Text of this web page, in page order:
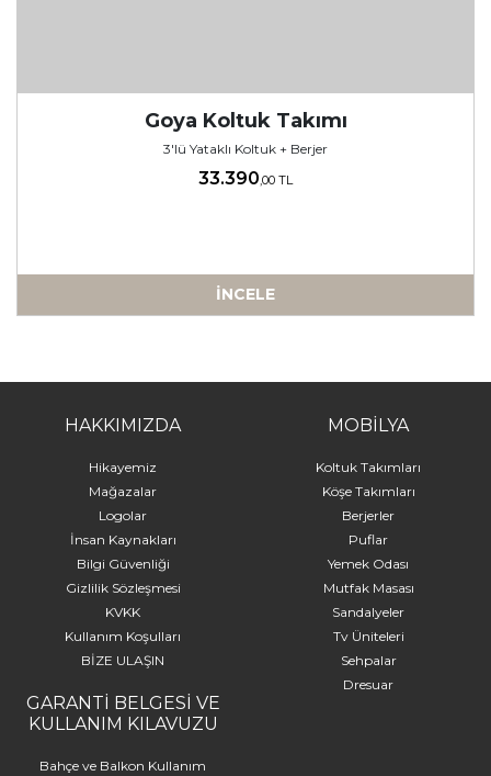
Goya Koltuk Takımı
3'lü Yataklı Koltuk + Berjer
33.390,00 TL
İNCELE
-
HAKKIMIZDA
Hikayemiz
Mağazalar
Logolar
İnsan Kaynakları
Bilgi Güvenliği
Gizlilik Sözleşmesi
KVKK
Kullanım Koşulları
BİZE ULAŞIN
GARANTİ BELGESİ VE
KULLANIM KILAVUZU
Bahçe ve Balkon Kullanım
MOBİLYA
Koltuk Takımları
Köşe Takımları
Berjerler
Puflar
Yemek Odası
Mutfak Masası
Sandalyeler
Tv Üniteleri
Sehpalar
Dresuar